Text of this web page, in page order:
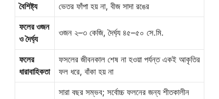
বৈশিষ্ট্য
ভেতর ফাঁপা হয় না, বীজ সাদা রঙের
ফলের ওজন
ও দৈর্ঘ্য
ওজন ২–৩ কেজি, দৈর্ঘ্য ৪৫–৫০ সে.মি.
ফলের
ধারাবাহিকতা
ফসলের জীবনকাল শেষ না হওয়া পর্যন্ত একই আকৃতির
ফল ধরে, বাঁকা হয় না
সারা বছর সম্ভব; সর্বোচ্চ ফলনের জন্য শীতকালীন